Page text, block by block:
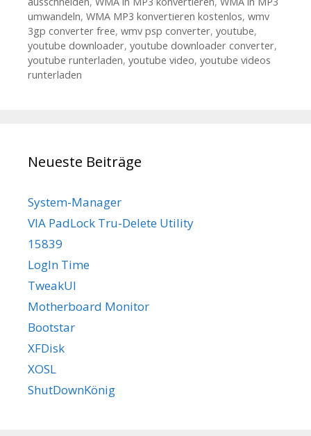
umwandeln, WMA MP3 konvertieren kostenlos, wmv
3gp converter free, wmv psp converter, youtube,
youtube downloader, youtube downloader converter,
youtube runterladen, youtube video, youtube videos
runterladen
Neueste Beiträge
System-Manager
VIA PadLock Tru-Delete Utility
15839
LogIn Time
TweakUI
Motherboard Monitor
Bootstar
XFDisk
XOSL
ShutDownKönig